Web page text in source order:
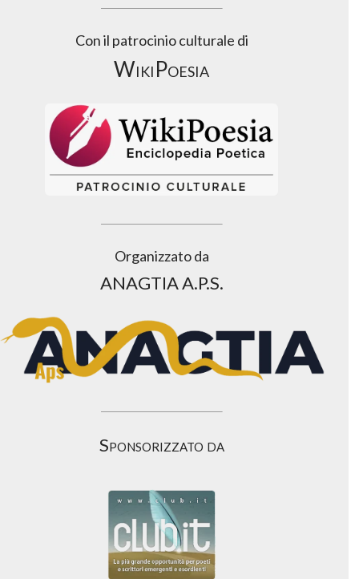
Con il patrocinio culturale di
WikiPoesia
Organizzato da
ANAGTIA A.P.S.
Sponsorizzato da